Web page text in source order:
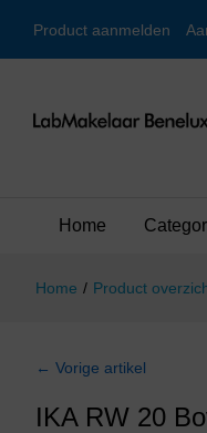
Product aanmelden
Home
Home / Product
← Vorige artikel
IKA RW 20